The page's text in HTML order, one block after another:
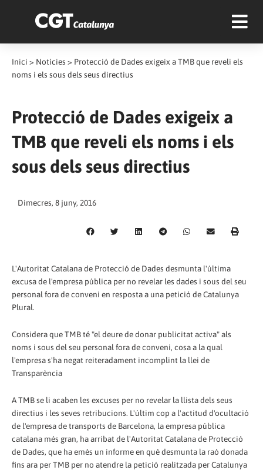
Inici > Notícies > Protecció de Dades exigeix ​​a TMB que reveli els
noms i els sous dels seus directius
Protecció de Dades exigeix ​​a
TMB que reveli els noms i els
sous dels seus directius
Dimecres, 8 juny, 2016
L'Autoritat Catalana de Protecció de Dades desmunta l'última
excusa de l'empresa pública per no revelar les dades i sous del seu
personal fora de conveni en resposta a una petició de Catalunya
Plural.
Considera que TMB té "el deure de donar publicitat activa" als
noms i sous del seu personal fora de conveni, cosa a la qual
l'empresa s'ha negat reiteradament incomplint la llei de
Transparència
A TMB se li acaben les excuses per no revelar la llista dels seus
directius i les seves retribucions. L'últim cop a l'actitud d'ocultació
de l'empresa de transports de Barcelona, la empresa pública
catalana més gran, ha arribat de l'Autoritat Catalana de Protecció
de Dades, que ha emès un informe en què desmunta la raó donada
fins ara per TMB per no atendre la petició realitzada per Catalunya